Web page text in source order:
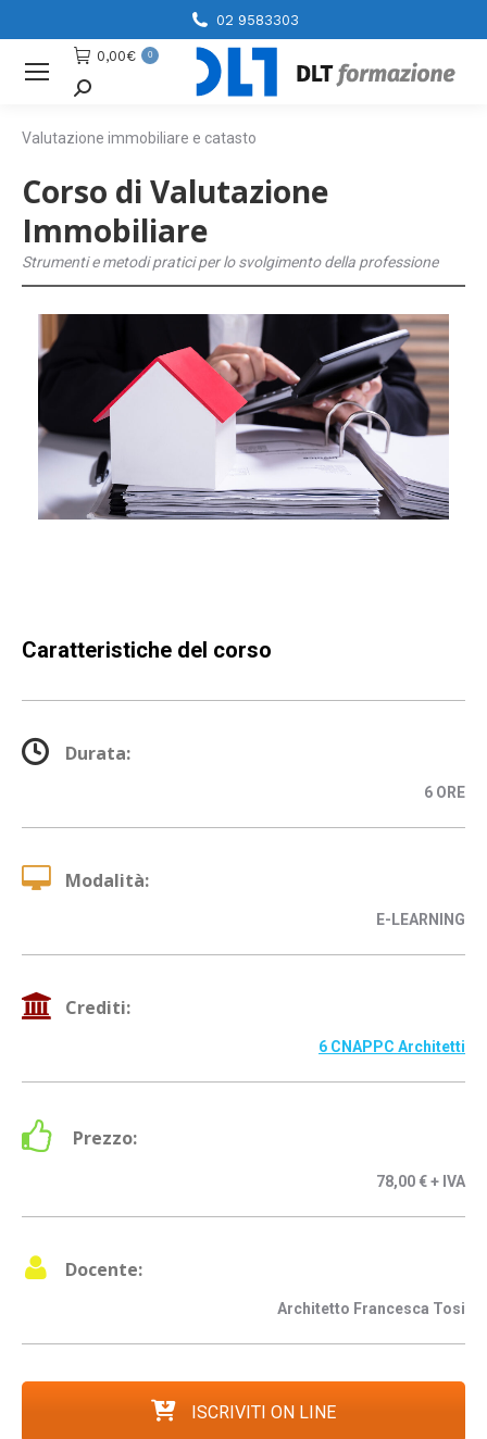
02 9583303
0,00€ 0
Cerca
Valutazione immobiliare e catasto
Corso di Valutazione
Immobiliare
Strumenti e metodi pratici per lo svolgimento della professione
Caratteristiche del corso
Durata:
6 ORE
Modalità:
E-LEARNING
Crediti:
6 CNAPPC Architetti
Prezzo:
78,00 € + IVA
Docente:
Architetto Francesca Tosi
ISCRIVITI ON LINE